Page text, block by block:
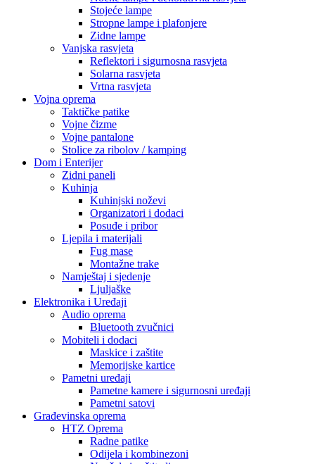
Stojeće lampe
Stropne lampe i plafonjere
Zidne lampe
Vanjska rasvjeta
Reflektori i sigurnosna rasvjeta
Solarna rasvjeta
Vrtna rasvjeta
Vojna oprema
Taktičke patike
Vojne čizme
Vojne pantalone
Stolice za ribolov / kamping
Dom i Enterijer
Zidni paneli
Kuhinja
Kuhinjski noževi
Organizatori i dodaci
Posuđe i pribor
Ljepila i materijali
Fug mase
Montažne trake
Namještaj i sjedenje
Ljuljaške
Elektronika i Uređaji
Audio oprema
Bluetooth zvučnici
Mobiteli i dodaci
Maskice i zaštite
Memorijske kartice
Pametni uređaji
Pametne kamere i sigurnosni uređaji
Pametni satovi
Građevinska oprema
HTZ Oprema
Radne patike
Odijela i kombinezoni